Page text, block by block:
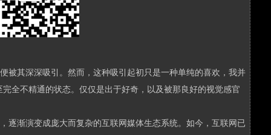
被其深深吸引。然而，这种吸引起初只是一种单纯的喜欢，我并
全不精通的状态。仅仅是出于好奇，以及被那良好的视觉感官
逐渐演变成庞大而复杂的互联网媒体生态系统。如今，互联网已